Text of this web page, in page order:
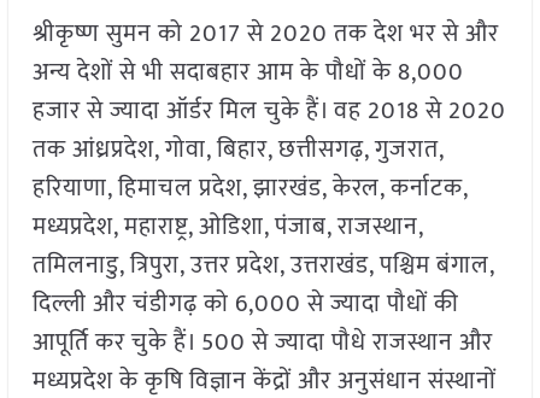
श्रीकृष्ण सुमन को 2017से2020तक देश भर से और
अन्य देशों से भी सदाबहार आम के पौधों के8,000
हजार से ज्यादा ऑर्डर मिल चुके हैं। वह2018से2020
तक आंध्रप्रदेश,गोवा,बिहार,छत्तीसगढ़,गुजरात,
हरियाणा,हिमाचल प्रदेश,झारखंड,केरल,कर्नाटक,
मध्यप्रदेश,महाराष्ट्र,ओडिशा,पंजाब,राजस्थान,
तमिलनाडु,त्रिपुरा,उत्तर प्रदेश,उत्तराखंड,पश्चिम बंगाल,
दिल्ली और चंडीगढ़ को 6,000से ज्यादा पौधों की
आपूर्ति कर चुके हैं। 500से ज्यादा पौधे राजस्थान और
मध्यप्रदेश के कृषि विज्ञान केंद्रों और अनुसंधान संस्थानों